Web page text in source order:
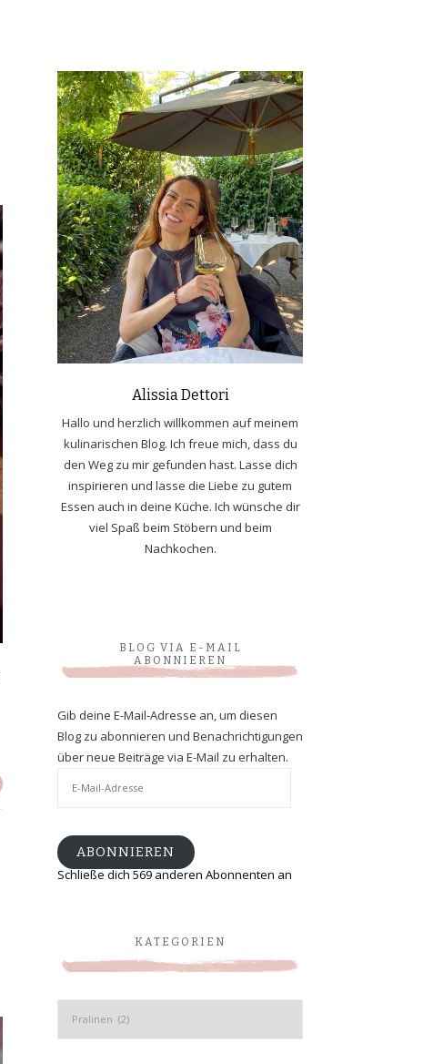
Alissia Dettori
Hallo und herzlich willkommen auf meinem
kulinarischen Blog. Ich freue mich, dass du
den Weg zu mir gefunden hast. Lasse dich
inspirieren und lasse die Liebe zu gutem
Essen auch in deine Küche. Ich wünsche dir
viel Spaß beim Stöbern und beim
Nachkochen.
BLOG VIA E-MAIL
ABONNIEREN
Gib deine E-Mail-Adresse an, um diesen
Blog zu abonnieren und Benachrichtigungen
über neue Beiträge via E-Mail zu erhalten.
ABONNIEREN
Schließe dich 569 anderen Abonnenten an
KATEGORIEN
Kategorien